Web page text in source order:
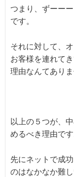
つまり、ずーー
です。
それに対して、
お客様を連れて
理由なんてあり
以上の５つが、
めるべき理由です
先にネットで成
のはなかなか難し